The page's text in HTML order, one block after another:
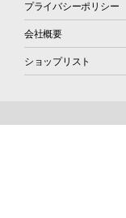
プライバシーポリシー
会社概要
ショップリスト